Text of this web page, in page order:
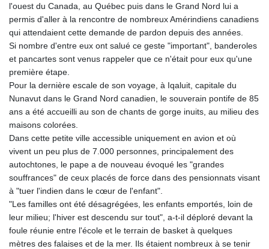
l'ouest du Canada, au Québec puis dans le Grand Nord lui a
permis d'aller à la rencontre de nombreux Amérindiens canadiens
qui attendaient cette demande de pardon depuis des années.
Si nombre d'entre eux ont salué ce geste "important", banderoles
et pancartes sont venus rappeler que ce n'était pour eux qu'une
première étape.
Pour la dernière escale de son voyage, à Iqaluit, capitale du
Nunavut dans le Grand Nord canadien, le souverain pontife de 85
ans a été accueilli au son de chants de gorge inuits, au milieu des
maisons colorées.
Dans cette petite ville accessible uniquement en avion et où
vivent un peu plus de 7.000 personnes, principalement des
autochtones, le pape a de nouveau évoqué les "grandes
souffrances" de ceux placés de force dans des pensionnats visant
à "tuer l'indien dans le cœur de l'enfant".
"Les familles ont été désagrégées, les enfants emportés, loin de
leur milieu; l'hiver est descendu sur tout", a-t-il déploré devant la
foule réunie entre l'école et le terrain de basket à quelques
mètres des falaises et de la mer. Ils étaient nombreux à se tenir